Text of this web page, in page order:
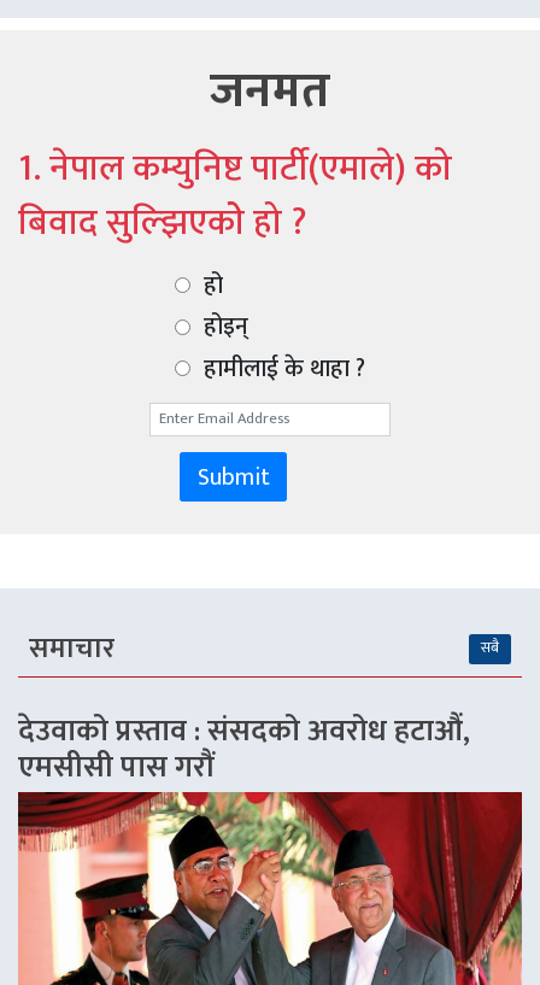
जनमत
1. नेपाल कम्युनिष्ट पार्टी(एमाले) को
बिवाद सुल्झिएकोे हो ?
हो
होइन्
हामीलाई के थाहा ?
Submit
समाचार सबै
देउवाको प्रस्ताव : संसदको अवरोध हटाऔं,
एमसीसी पास गरौं